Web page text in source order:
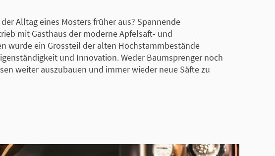
Alltag eines Mosters früher aus? Spannende
mit Gasthaus der moderne Apfelsaft- und
wurde ein Grossteil der alten Hochstammbestände
und Innovation. Weder Baumsprenger noch
weiter auszubauen und immer wieder neue Säfte zu